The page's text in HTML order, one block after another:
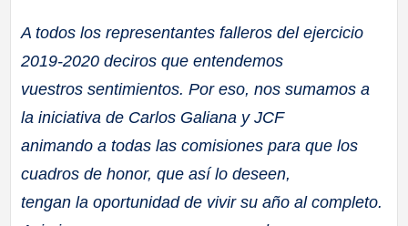
A todos los representantes falleros del ejercicio
2019-2020 deciros que entendemos
vuestros sentimientos. Por eso, nos sumamos a
la iniciativa de Carlos Galiana y JCF
animando a todas las comisiones para que los
cuadros de honor, que así lo deseen,
tengan la oportunidad de vivir su año al completo.